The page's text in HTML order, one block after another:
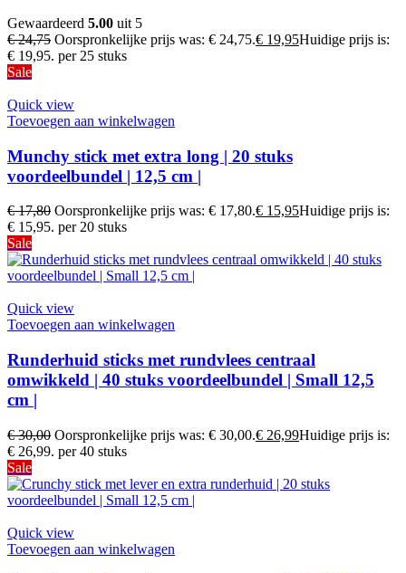
Gewaardeerd 5.00 uit 5
€24,75 Oorspronkelijke prijs was: € 24,75.€ 19,95Huidige prijs is:
€ 19,95. per 25 stuks
Sale
Quick view
Toevoegen aan winkelwagen
Munchy stick met extra long | 20 stuks
voordeelbundel | 12,5 cm |
€17,80 Oorspronkelijke prijs was: € 17,80.€ 15,95Huidige prijs is:
€ 15,95. per 20 stuks
Sale
Quick view
Toevoegen aan winkelwagen
Runderhuid sticks met rundvlees centraal
omwikkeld | 40 stuks voordeelbundel | Small 12,5
cm |
€30,00 Oorspronkelijke prijs was: € 30,00.€ 26,99Huidige prijs is:
€ 26,99. per 40 stuks
Sale
Quick view
Toevoegen aan winkelwagen